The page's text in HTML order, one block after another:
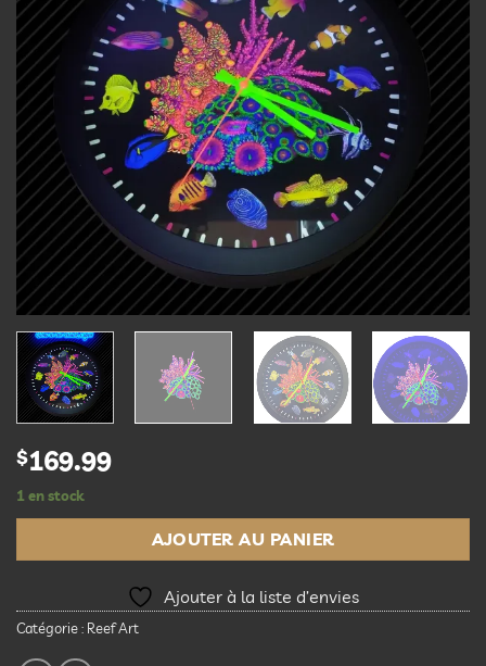
$169.99
1 en stock
AJOUTER AU PANIER
Ajouter à la liste d’envies
Catégorie : Reef Art